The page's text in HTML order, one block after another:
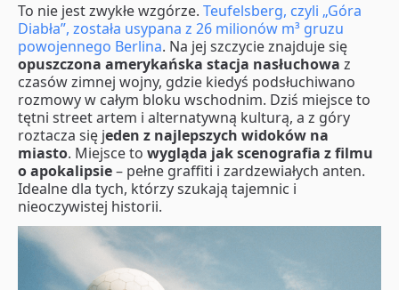
To nie jest zwykłe wzgórze. Teufelsberg, czyli „Góra
Diabła”, została usypana z 26 milionów m³ gruzu
powojennego Berlina. Na jej szczycie znajduje się
opuszczona amerykańska stacja nasłuchowa z
czasów zimnej wojny, gdzie kiedyś podsłuchiwano
rozmowy w całym bloku wschodnim. Dziś miejsce to
tętni street artem i alternatywną kulturą, a z góry
roztacza się jeden z najlepszych widoków na
miasto. Miejsce to wygląda jak scenografia z filmu
o apokalipsie– pełne graffiti i zardzewiałych anten.
Idealne dla tych, którzy szukają tajemnic i
nieoczywistej historii.